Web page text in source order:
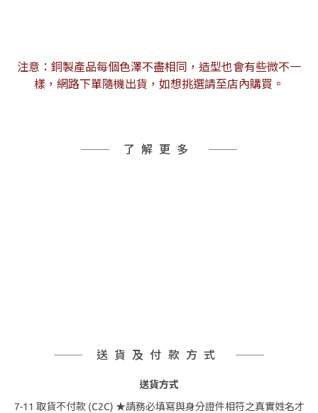
注意：銅製產品每個色澤不盡相同，造型也會有些微不一
樣，網路下單隨機出貨，如想挑選請至店內購買。
了解更多
送貨及付款方式
送貨方式
7-11 取貨不付款 (C2C) ★請務必填寫與身分證件相符之真實姓名才